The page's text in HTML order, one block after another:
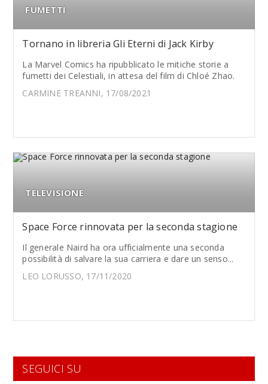
FUMETTI
Tornano in libreria Gli Eterni di Jack Kirby
La Marvel Comics ha ripubblicato le mitiche storie a
fumetti dei Celestiali, in attesa del film di Chloé Zhao.
CARMINE TREANNI, 17/08/2021
TELEVISIONE
Space Force rinnovata per la seconda stagione
Il generale Naird ha ora ufficialmente una seconda
possibilità di salvare la sua carriera e dare un senso...
LEO LORUSSO, 17/11/2020
SEGUICI SU